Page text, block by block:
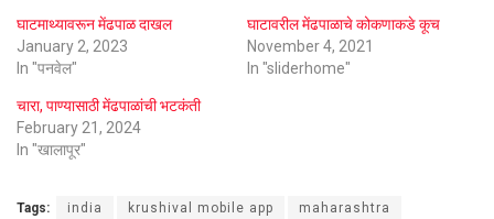
घाटमाथ्यावरून मेंढपाळ दाखल
January 2, 2023
In "पनवेल"
घाटावरील मेंढपाळाचे कोकणाकडे कूच
November 4, 2021
In "sliderhome"
चारा, पाण्यासाठी मेंढपाळांची भटकंती
February 21, 2024
In "खालापूर"
Tags: india krushival mobile app maharashtra